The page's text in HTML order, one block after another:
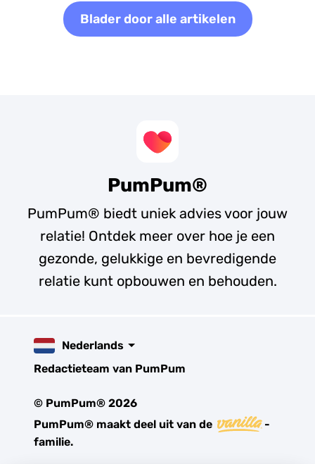
Blader door alle artikelen
PumPum®
PumPum® biedt uniek advies voor jouw
relatie! Ontdek meer over hoe je een
gezonde, gelukkige en bevredigende
relatie kunt opbouwen en behouden.
Nederlands
Redactieteam van PumPum
© PumPum® 2026
PumPum® maakt deel uit van de
-
familie.